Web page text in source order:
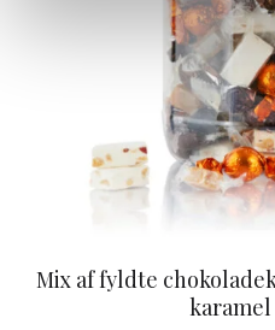
Mix af fyldte
karamel